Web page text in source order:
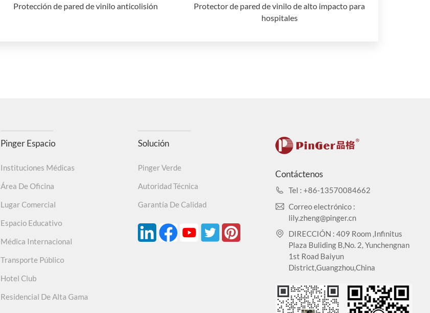
Protección de pared de vinilo anticolisión
Protector de pared de vinilo de alto impacto para
hospitales
Pinger Espacio
Instituciones Médicas
Área De Oficina
Lugar Comercial
Espacio Educativo
Médica Internacional
Transporte Público
Hotel Club
Residencial De Alta Gama
Solución
Pinger Verde
Autoridad Técnica
Garantía De Calidad
Contáctenos
Tel : +86-13570084662
Correo electrónico :
lily.zheng@pinger.cn
DIRECCIÓN : 409 Room ,Infinitus
Plaza Buliding B,No. 2, Yunchengnan
1st Road Baiyun
District,Guangzhou,China